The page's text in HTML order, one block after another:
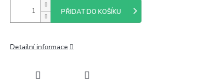
PŘIDAT DO KOŠÍKU
Detailní informace